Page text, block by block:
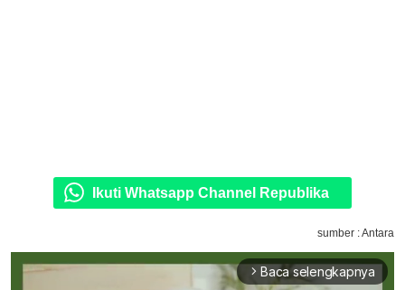
Ikuti Whatsapp Channel Republika
sumber : Antara
arrow_forward_ios Baca selengkapnya